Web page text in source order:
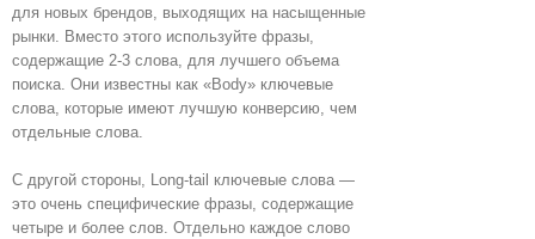
для новых брендов, выходящих на насыщенные
рынки. Вместо этого используйте фразы,
содержащие 2-3 слова, для лучшего объема
поиска. Они известны как «Body» ключевые
слова, которые имеют лучшую конверсию, чем
отдельные слова.
С другой стороны, Long-tail ключевые слова —
это очень специфические фразы, содержащие
четыре и более слов. Отдельно каждое слово